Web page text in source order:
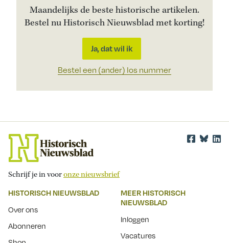
Maandelijks de beste historische artikelen.
Bestel nu Historisch Nieuwsblad met korting!
Ja, dat wil ik
Bestel een (ander) los nummer
Schrijf je in vooronze nieuwsbrief
HISTORISCH NIEUWSBLAD
Over ons
Abonneren
MEER HISTORISCH
NIEUWSBLAD
Inloggen
Vacatures